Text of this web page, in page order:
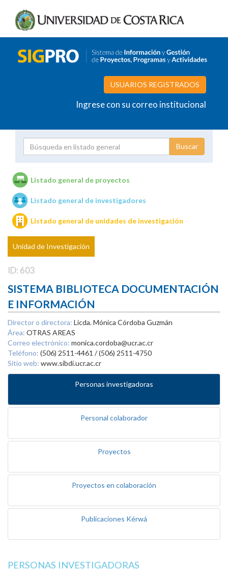
USUARIOS REGISTRADOS
Ingrese con su correo institucional
Unidades de investigación
Listado general de proyectos
Listado general de investigadores
Listado general de unidades de investigación
Unidad de Investigación
ID: 603
SISTEMA BIBLIOTECA DOCUMENTACIÓN
E INFORMACIÓN
Director o directora: Licda. Mónica Córdoba Guzmán
Área: OTRAS AREAS
Correo electrónico: monica.cordoba@ucr.ac.cr
Teléfono: (506) 2511-4461 / (506) 2511-4750
Sitio web: www.sibdi.ucr.ac.cr
Personas investigadoras
Personal colaborador
Proyectos
Proyectos en colaboración
Publicaciones Kérwá
PERSONAS INVESTIGADORAS